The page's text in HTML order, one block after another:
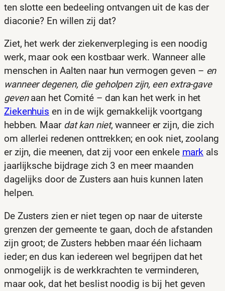
ten slotte een bedeeling ontvangen uit de kas der
diaconie? En willen zij dat?
Ziet, het werk der ziekenverpleging is een noodig
werk, maar ook een kostbaar werk. Wanneer alle
menschen in Aalten naar hun vermogen geven – en
wanneer degenen, die geholpen zijn, een extra-gave
gevenaan het Comité – dan kan het werk in het
Ziekenhuis en in de wijk gemakkelijk voortgang
hebben. Maar dat kan niet, wanneer er zijn, die zich
om allerlei redenen onttrekken; en ook niet, zoolang
er zijn, die meenen, dat zij voor een enkele mark als
jaarlijksche bijdrage zich 3 en meer maanden
dagelijks door de Zusters aan huis kunnen laten
helpen.
De Zusters zien er niet tegen op naar de uiterste
grenzen der gemeente te gaan, doch de afstanden
zijn groot; de Zusters hebben maar één lichaam
ieder; en dus kan iedereen wel begrijpen dat het
onmogelijk is de werkkrachten te verminderen,
maar ook, dat het beslist noodig is bij het geven